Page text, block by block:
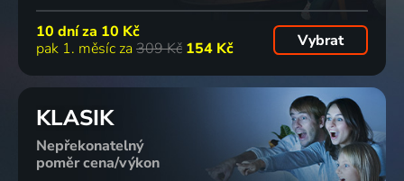
10 dní za 10 Kč
pak 1. měsíc za 309 Kč 154 Kč Vybrat
KLASIK
Nepřekonatelný
poměr cena/výkon